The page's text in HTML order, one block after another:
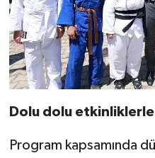
Dolu dolu
Program kapsamında